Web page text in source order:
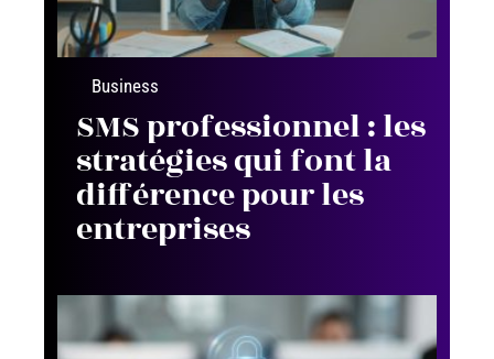
Business
SMS professionnel : les
stratégies qui font la
différence pour les
entreprises